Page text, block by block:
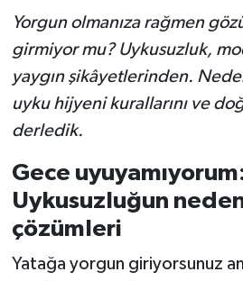
Yorgun olmanıza rağmen
girmiyor mu? Uykusuzluk,
yaygın şikâyetlerinden.
uyku hijyeni kurallarını ve
derledik.
Gece
Uykusuzluğun
çözümleri
Yatağa yorgun giriyorsunuz